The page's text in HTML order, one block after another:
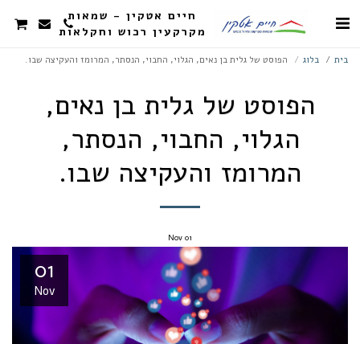
חיים אטקין - שמאות
מקרקעין רכוש וחקלאות
בית בלוג הפוסט של גלית בן נאים, הגלוי, החבוי, הנסתר, המרומז והעקיצה שבו.
הפוסט של גלית בן נאים,
הגלוי, החבוי, הנסתר,
המרומז והעקיצה שבו.
01
Nov
01
Nov